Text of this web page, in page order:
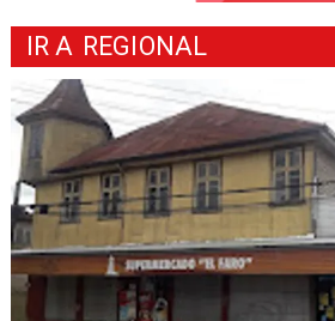
IR A REGIONAL